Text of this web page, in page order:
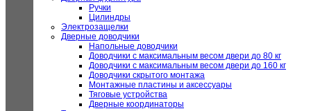
Ручки
Цилиндры
Электрозащелки
Дверные доводчики
Напольные доводчики
Доводчики с максимальным весом двери до 80 кг
Доводчики с максимальным весом двери до 160 кг
Доводчики скрытого монтажа
Монтажные пластины и аксессуары
Тяговые устройства
Дверные координаторы